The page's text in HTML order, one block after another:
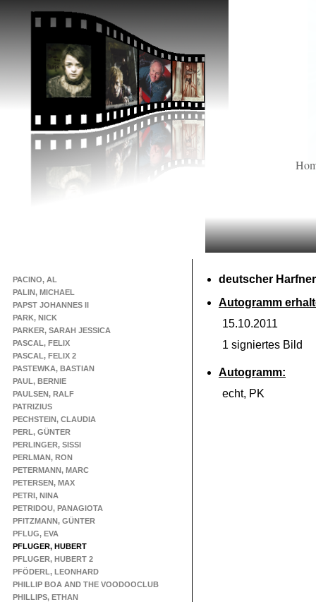
PACINO, AL
PALIN, MICHAEL
PAPST JOHANNES II
PARK, NICK
PARKER, SARAH JESSICA
PASCAL, FELIX
PASCAL, FELIX 2
PASTEWKA, BASTIAN
PAUL, BERNIE
PAULSEN, RALF
PATRIZIUS
PECHSTEIN, CLAUDIA
PERL, GÜNTER
PERLINGER, SISSI
PERLMAN, RON
PETERMANN, MARC
PETERSEN, MAX
PETRI, NINA
PETRIDOU, PANAGIOTA
PFITZMANN, GÜNTER
PFLUG, EVA
PFLUGER, HUBERT
PFLUGER, HUBERT 2
PFÖDERL, LEONHARD
PHILLIP BOA AND THE VOODOOCLUB
PHILLIPS, ETHAN
deutscher Harfner
Autogramm
15.10.2011
1 signiertes Bild
Autogramm:
echt, PK